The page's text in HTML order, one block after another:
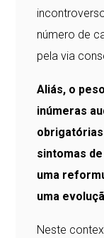
número de
pela via
Aliás, o
inúmeras
sintomas
uma
uma
Neste